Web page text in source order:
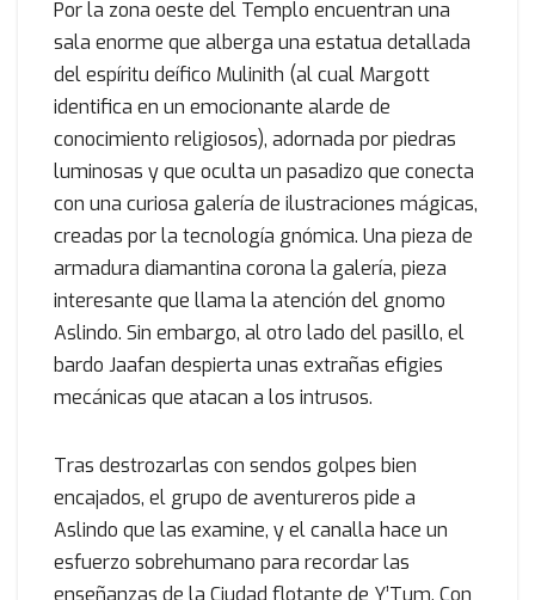
Por la zona oeste del Templo encuentran una
sala enorme que alberga una estatua detallada
del espíritu deífico Mulinith (al cual Margott
identifica en un emocionante alarde de
conocimiento religiosos), adornada por piedras
luminosas y que oculta un pasadizo que conecta
con una curiosa galería de ilustraciones mágicas,
creadas por la tecnología gnómica. Una pieza de
armadura diamantina corona la galería, pieza
interesante que llama la atención del gnomo
Aslindo. Sin embargo, al otro lado del pasillo, el
bardo Jaafan despierta unas extrañas efigies
mecánicas que atacan a los intrusos.
Tras destrozarlas con sendos golpes bien
encajados, el grupo de aventureros pide a
Aslindo que las examine, y el canalla hace un
esfuerzo sobrehumano para recordar las
enseñanzas de la Ciudad flotante de Y’Tum. Con